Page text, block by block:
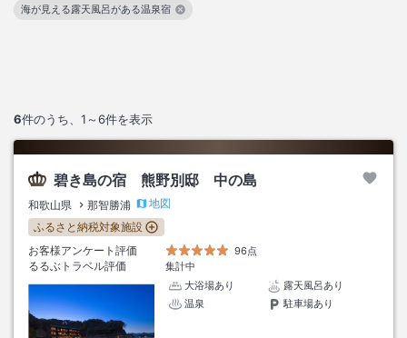
6件のうち、 1～6件を表示
海が見える露天風呂がある温泉宿
この絞り込み条件を解除
碧き島の宿 熊野別邸 中の島
和歌山県 那智勝浦
地図
ふるさと納税対象施設
お客様アンケート評価
96点
るるぶトラベル評価
集計中
大浴場あり
露天風呂あり
温泉
駐車場あり